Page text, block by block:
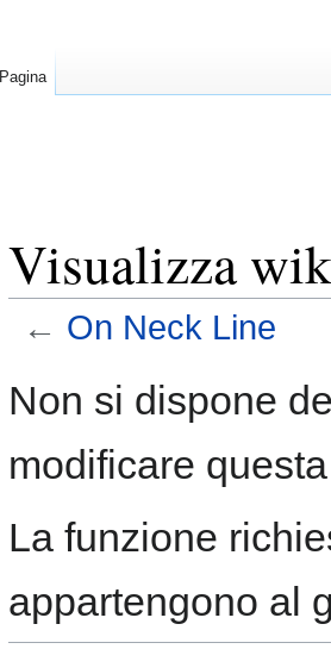
Visualizza
← On Neck Line
toto
Non si dispone
modificare
La funzione
appartengono al
Pagina